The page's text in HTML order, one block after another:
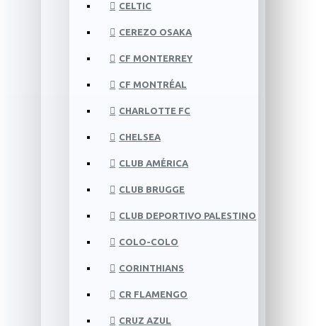
CELTIC
CEREZO OSAKA
CF MONTERREY
CF MONTRÉAL
CHARLOTTE FC
CHELSEA
CLUB AMÉRICA
CLUB BRUGGE
CLUB DEPORTIVO PALESTINO
COLO-COLO
CORINTHIANS
CR FLAMENGO
CRUZ AZUL